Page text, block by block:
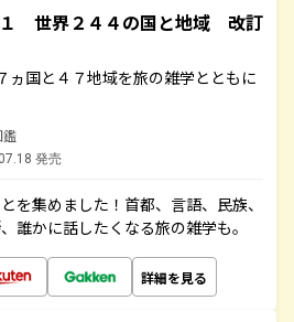
世界２４４の国と地域 改訂
ヵ国と４７地域を旅の雑学とともに
鑑
発売
を集めました！首都、言語、民族、
誰かに話したくなる旅の雑学も。
詳細を見る